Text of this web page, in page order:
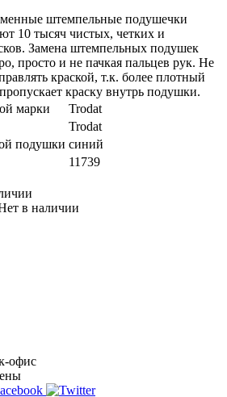
штемпельные подушечки
10 тысяч чистых, четких и
Замена штемпельных подушек
просто и не пачкая пальцев рук. Не
краской, т.к. более плотный
краску внутрь подушки.
марки
Trodat
Trodat
подушки синий
11739
в наличии
офис